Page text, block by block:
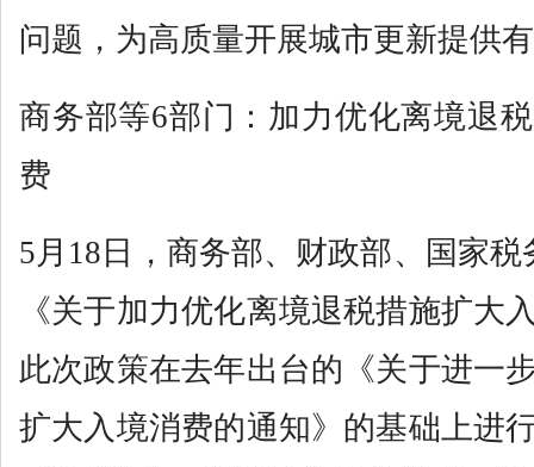
问题，为高质量开展城市更新提供
商务部等6部门：加力优化离境退
费
5月18日，商务部、财政部、国家
《关于加力优化离境退税措施扩大
此次政策在去年出台的《关于进一
扩大入境消费的通知》的基础上进